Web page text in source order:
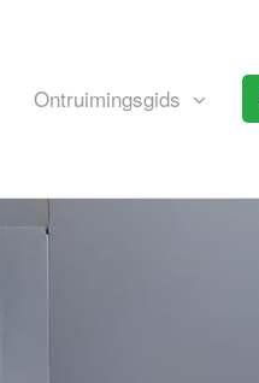
Ontruimingsgids